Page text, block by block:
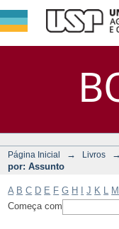
Página Inicial → Livros →
por: Assunto
A B C D E F G H J K M
Começa com